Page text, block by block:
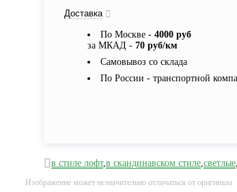
Доставка
По Москве - 4000 руб
за МКАД - 70 руб/км
Самовывоз со склада
По России - транспортной
в стиле лофт,в скандинавском стиле,светлые,
Изображение может незначительно отличаться от оригинала